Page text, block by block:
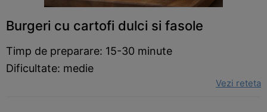
Burgeri cu cartofi dulci si fasole
Timp de preparare: 15-30 minute
Dificultate: medie
Vezi reteta